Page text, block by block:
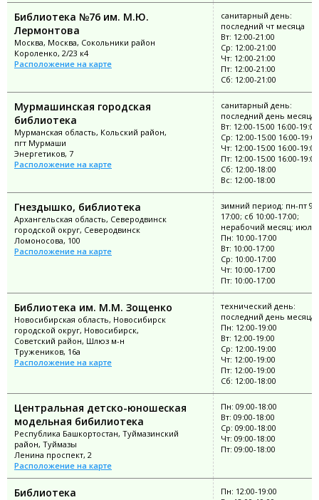
Библиотека №76 им. М.Ю.
Лермонтова
Москва, Москва, Сокольники район
Короленко, 2/23 к4
Расположение на карте
санитарный день:
последний чт месяца
Вт: 12:00-21:00
Ср: 12:00-21:00
Чт: 12:00-21:00
Пт: 12:00-21:00
Сб: 12:00-21:00
Мурмашинская городская
библиотека
Мурманская область, Кольский район,
пгт Мурмаши
Энергетиков, 7
Расположение на карте
санитарный день:
последний день месяца
Вт: 12:00-15:00 16:00-19:00
Ср: 12:00-15:00 16:00-19:00
Чт: 12:00-15:00 16:00-19:00
Пт: 12:00-15:00 16:00-19:00
Сб: 12:00-18:00
Вс: 12:00-18:00
Гнездышко, библиотека
Архангельская область, Северодвинск
городской округ, Северодвинск
Ломоносова, 100
Расположение на карте
зимний период: пн-пт
17:00; сб 10:00-17:00;
нерабочий месяц: июль
Пн: 10:00-17:00
Вт: 10:00-17:00
Ср: 10:00-17:00
Чт: 10:00-17:00
Пт: 10:00-17:00
Библиотека им. М.М. Зощенко
Новосибирская область, Новосибирск
городской округ, Новосибирск,
Советский район, Шлюз м-н
Тружеников, 16а
Расположение на карте
технический день:
последний день месяца
Пн: 12:00-19:00
Вт: 12:00-19:00
Ср: 12:00-19:00
Чт: 12:00-19:00
Пт: 12:00-19:00
Сб: 12:00-18:00
Центральная детско-юношеская
модельная бибилиотека
Республика Башкортостан, Туймазинский
район, Туймазы
Ленина проспект, 2
Расположение на карте
Пн: 09:00-18:00
Вт: 09:00-18:00
Ср: 09:00-18:00
Чт: 09:00-18:00
Пт: 09:00-18:00
Библиотека
Пн: 12:00-19:00